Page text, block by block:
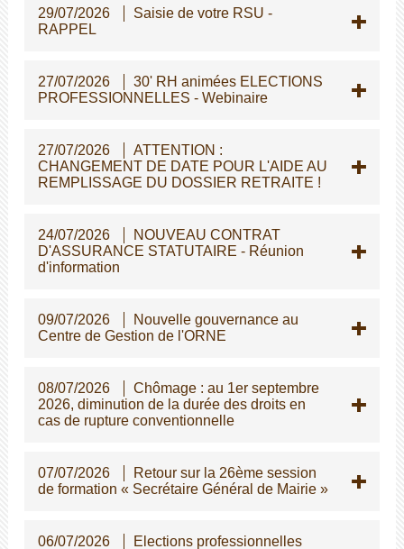
29/07/2026
Saisie de votre RSU -
RAPPEL
27/07/2026
30' RH animées ELECTIONS
PROFESSIONNELLES - Webinaire
27/07/2026
ATTENTION :
CHANGEMENT DE DATE POUR L'AIDE AU
REMPLISSAGE DU DOSSIER RETRAITE !
24/07/2026
NOUVEAU CONTRAT
D'ASSURANCE STATUTAIRE - Réunion
d'information
09/07/2026
Nouvelle gouvernance au
Centre de Gestion de l'ORNE
08/07/2026
Chômage : au 1er septembre
2026, diminution de la durée des droits en
cas de rupture conventionnelle
07/07/2026
Retour sur la 26ème session
de formation « Secrétaire Général de Mairie »
06/07/2026 Elections professionnelles